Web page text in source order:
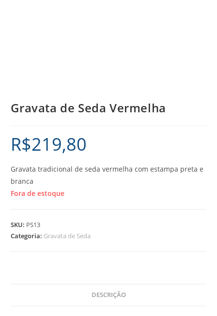
Gravata de Seda Vermelha
R$219,80
Gravata tradicional de seda vermelha com estampa preta e
branca
Fora de estoque
SKU: PS13
Categoria: Gravata de Seda
DESCRIÇÃO